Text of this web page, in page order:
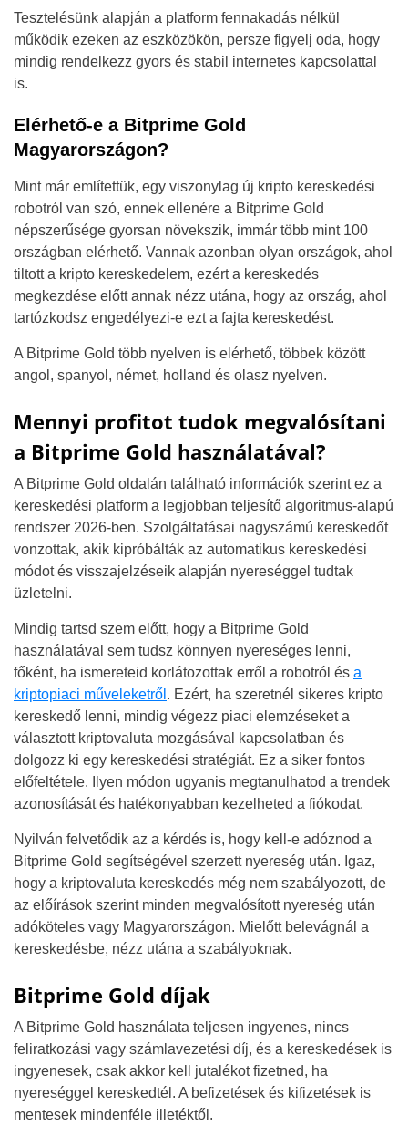
Tesztelésünk alapján a platform fennakadás nélkül
működik ezeken az eszközökön, persze figyelj oda, hogy
mindig rendelkezz gyors és stabil internetes kapcsolattal
is.
Elérhető-e a Bitprime Gold
Magyarországon?
Mint már említettük, egy viszonylag új kripto kereskedési
robotról van szó, ennek ellenére a Bitprime Gold
népszerűsége gyorsan növekszik, immár több mint 100
országban elérhető. Vannak azonban olyan országok, ahol
tiltott a kripto kereskedelem, ezért a kereskedés
megkezdése előtt annak nézz utána, hogy az ország, ahol
tartózkodsz engedélyezi-e ezt a fajta kereskedést.
A Bitprime Gold több nyelven is elérhető, többek között
angol, spanyol, német, holland és olasz nyelven.
Mennyi profitot tudok megvalósítani
a Bitprime Gold használatával?
A Bitprime Gold oldalán található információk szerint ez a
kereskedési platform a legjobban teljesítő algoritmus-alapú
rendszer 2026-ben. Szolgáltatásai nagyszámú kereskedőt
vonzottak, akik kipróbálták az automatikus kereskedési
módot és visszajelzéseik alapján nyereséggel tudtak
üzletelni.
Mindig tartsd szem előtt, hogy a Bitprime Gold
használatával sem tudsz könnyen nyereséges lenni,
főként, ha ismereteid korlátozottak erről a robotról és a
kriptopiaci műveleketről . Ezért, ha szeretnél sikeres kripto
kereskedő lenni, mindig végezz piaci elemzéseket a
választott kriptovaluta mozgásával kapcsolatban és
dolgozz ki egy kereskedési stratégiát. Ez a siker fontos
előfeltétele. Ilyen módon ugyanis megtanulhatod a trendek
azonosítását és hatékonyabban kezelheted a fiókodat.
Nyilván felvetődik az a kérdés is, hogy kell-e adóznod a
Bitprime Gold segítségével szerzett nyereség után. Igaz,
hogy a kriptovaluta kereskedés még nem szabályozott, de
az előírások szerint minden megvalósított nyereség után
adóköteles vagy Magyarországon. Mielőtt belevágnál a
kereskedésbe, nézz utána a szabályoknak.
Bitprime Gold díjak
A Bitprime Gold használata teljesen ingyenes, nincs
feliratkozási vagy számlavezetési díj, és a kereskedések is
ingyenesek, csak akkor kell jutalékot fizetned, ha
nyereséggel kereskedtél. A befizetések és kifizetések is
mentesek mindenféle illetéktől.